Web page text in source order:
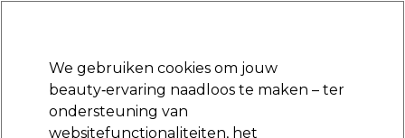
Aanmelden
Merken Deals Haar Elektra
We gebruiken cookies om jouw
beauty‑ervaring naadloos te maken – ter
ondersteuning van
websitefunctionaliteiten, het